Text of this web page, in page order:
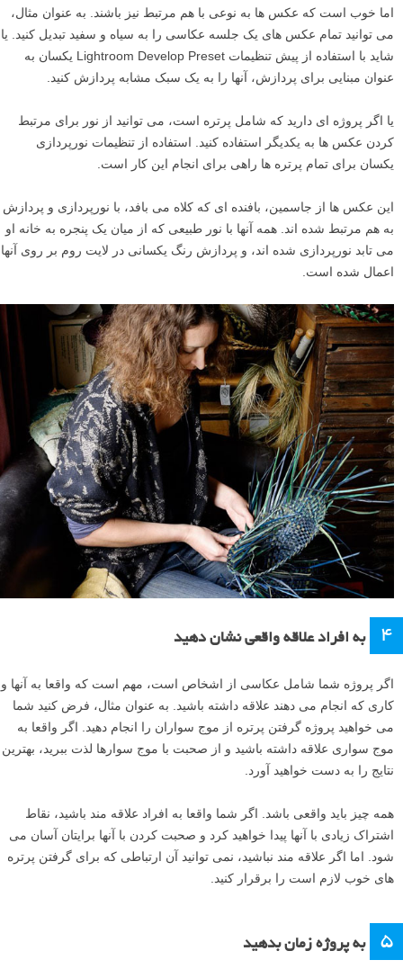
اما خوب است که عکس ها به نوعی با هم مرتبط نیز باشند. به عنوان مثال،
می توانید تمام عکس های یک جلسه عکاسی را به سیاه و سفید تبدیل کنید. یا
شاید با استفاده از پیش تنظیمات Lightroom Develop Preset یکسان به
عنوان مبنایی برای پردازش، آنها را به یک سبک مشابه پردازش کنید.
یا اگر پروژه ای دارید که شامل پرتره است، می توانید از نور برای مرتبط
کردن عکس ها به یکدیگر استفاده کنید. استفاده از تنظیمات نورپردازی
یکسان برای تمام پرتره ها راهی برای انجام این کار است.
این عکس ها از جاسمین، بافنده ای که کلاه می بافد، با نورپردازی و پردازش
به هم مرتبط شده اند. همه آنها با نور طبیعی که از میان یک پنجره به خانه او
می تابد نورپردازی شده اند، و پردازش رنگ یکسانی در لایت روم بر روی آنها
اعمال شده است.
۴ به افراد علاقه واقعی نشان دهید
اگر پروژه شما شامل عکاسی از اشخاص است، مهم است که واقعا به آنها و
موج سواری علاقه داشته باشید و از صحبت با موج سوارها لذت ببرید، بهترین
نتایج را به دست خواهید آورد.